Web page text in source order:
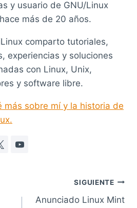
y usuario de GNU/Linux
más de 20 años.
comparto tutoriales,
experiencias y soluciones
con Linux, Unix,
y software libre.
más sobre mí y la historia de
SIGUIENTE
Anunciado Linux Mint